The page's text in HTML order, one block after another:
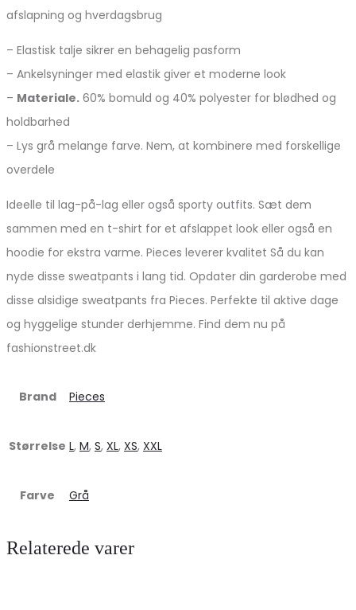
afslapning og hverdagsbrug
– Elastisk talje sikrer en behagelig pasform
– Ankelsyninger med elastik giver et moderne look
– Materiale. 60% bomuld og 40% polyester for blødhed og
holdbarhed
– Lys grå melange farve. Nem, at kombinere med forskellige
overdele
Ideelle til lag-på-lag eller også sporty outfits. Sæt dem
sammen med en t-shirt for et afslappet look eller også en
hoodie for ekstra varme. Pieces leverer kvalitet Så du kan
nyde disse sweatpants i lang tid. Opdater din garderobe med
disse alsidige sweatpants fra Pieces. Perfekte til aktive dage
og hyggelige stunder derhjemme. Find dem nu på
fashionstreet.dk
Brand Pieces
Størrelse L, M, S, XL, XS, XXL
Farve Grå
Relaterede varer